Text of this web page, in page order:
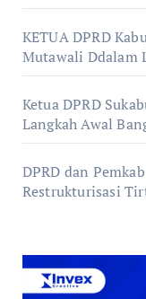
KETUA DPRD
Mutawali Ddalam
Ketua DPRD
Langkah Awal
DPRD dan
Restrukturisasi